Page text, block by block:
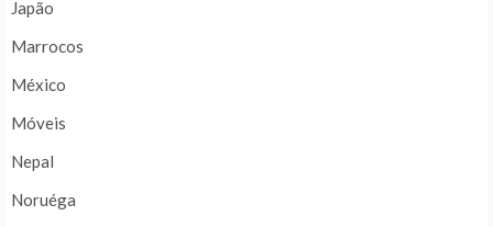
Japão
Marrocos
México
Móveis
Nepal
Noruéga